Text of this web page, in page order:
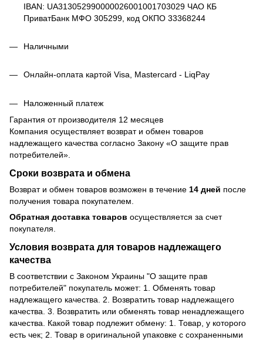
IBAN: UA313052990000026001001703029 ЧАО КБ
ПриватБанк МФО 305299, код ОКПО 33368244
Наличными
Онлайн-оплата картой Visa, Mastercard - LiqPay
Наложенный платеж
Гарантия от производителя 12 месяцев
Компания осуществляет возврат и обмен товаров
надлежащего качества согласно Закону «О защите прав
потребителей».
Сроки возврата и обмена
Возврат и обмен товаров возможен в течение 14 дней после
получения товара покупателем.
Обратная доставка товаров осуществляется за счет
покупателя.
Условия возврата для товаров надлежащего
качества
В соответствии с Законом Украины "О защите прав
потребителей" покупатель может: 1. Обменять товар
надлежащего качества. 2. Возвратить товар надлежащего
качества. 3. Возвратить или обменять товар ненадлежащего
качества. Какой товар подлежит обмену: 1. Товар, у которого
есть чек; 2. Товар в оригинальной упаковке с сохраненными